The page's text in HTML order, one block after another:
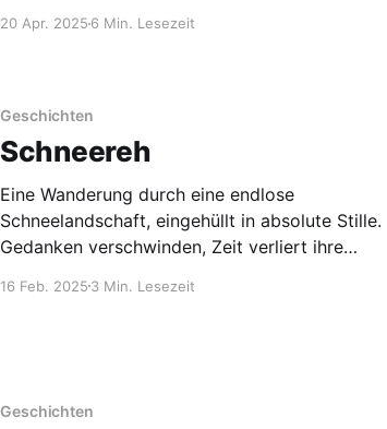
20 Apr. 20256 Min. Lesezeit
Geschichten
Schneereh
Eine Wanderung durch eine endlose
Schneelandschaft, eingehüllt in absolute Stille.
Gedanken verschwinden, Zeit verliert ihre
unerwartetes Wunder erscheint.
16 Feb. 20253 Min. Lesezeit
Geschichten